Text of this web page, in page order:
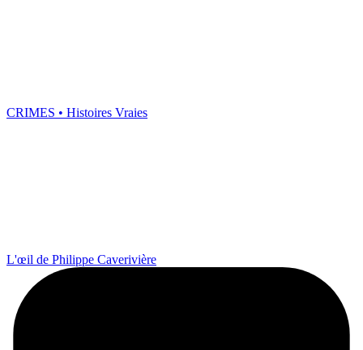
CRIMES • Histoires Vraies
L'œil de Philippe Caverivière